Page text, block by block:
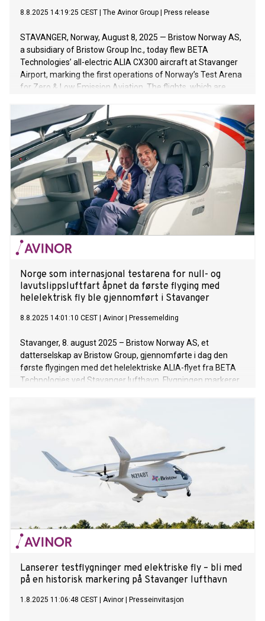
8.8.2025 14:19:25 CEST The Avinor Group Press release
STAVANGER, Norway, August 8, 2025 — Bristow Norway AS,
a subsidiary of Bristow Group Inc., today flew BETA
Technologies’ all-electric ALIA CX300 aircraft at Stavanger
Airport, marking the first operations of Norway’s Test Arena
for Zero & Low Emission Aviation. The flights, which are
Aviation Authority of Norway (CAA Norway), mark a step
toward integrating and scaling Advanced Air Mobility (AAM)
in Norway and the surrounding regions.
Norge som internasjonal testarena for null- og
lavutslippsluftfart åpnet da første flyging med
helelektrisk fly ble gjennomført i Stavanger
8.8.2025 14:01:10 CEST Avinor Pressemelding
Stavanger, 8. august 2025 – Bristow Norway AS, et
datterselskap av Bristow Group, gjennomførte i dag den
første flygingen med det helelektriske ALIA-flyet fra BETA
Technologies ved Stavanger lufthavn. Flygningen markerer
Lanserer testflygninger med elektriske fly – bli med
på en historisk markering på Stavanger lufthavn
1.8.2025 11:06:48 CEST Avinor Presseinvitasjon